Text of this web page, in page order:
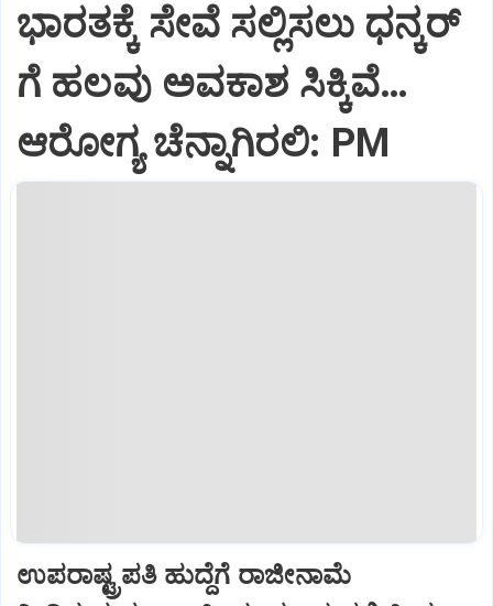
ಭಾರತಕ್ಕೆ ಸೇವೆ ಸಲ್ಲಿಸಲು ಧನ್ಕರ್‌
ಗೆ ಹಲವು ಅವಕಾಶ ಸಿಕ್ಕಿವೆ…
ಆರೋಗ್ಯ ಚೆನ್ನಾಗಿರಲಿ: PM
ಉಪರಾಷ್ಟ್ರಪತಿ ಹುದ್ದೆಗೆ ರಾಜೀನಾಮೆ